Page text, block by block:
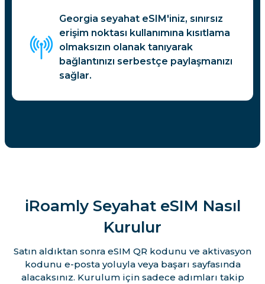
Georgia seyahat eSIM'iniz, sınırsız
erişim noktası kullanımına kısıtlama
olmaksızın olanak tanıyarak
bağlantınızı serbestçe paylaşmanızı
sağlar.
iRoamly Seyahat eSIM Nasıl
Kurulur
Satın aldıktan sonra eSIM QR kodunu ve aktivasyon
kodunu e-posta yoluyla veya başarı sayfasında
alacaksınız. Kurulum için sadece adımları takip